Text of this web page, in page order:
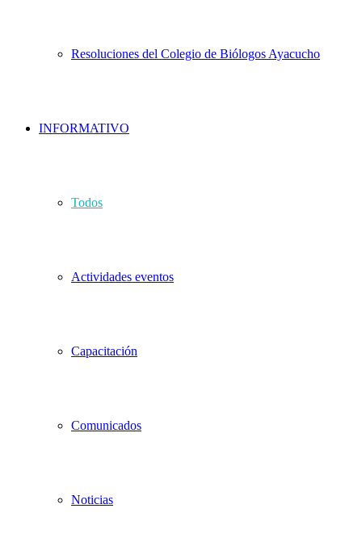
Resoluciones del Colegio de Biólogos Ayacucho
INFORMATIVO
Todos
Actividades eventos
Capacitación
Comunicados
Noticias